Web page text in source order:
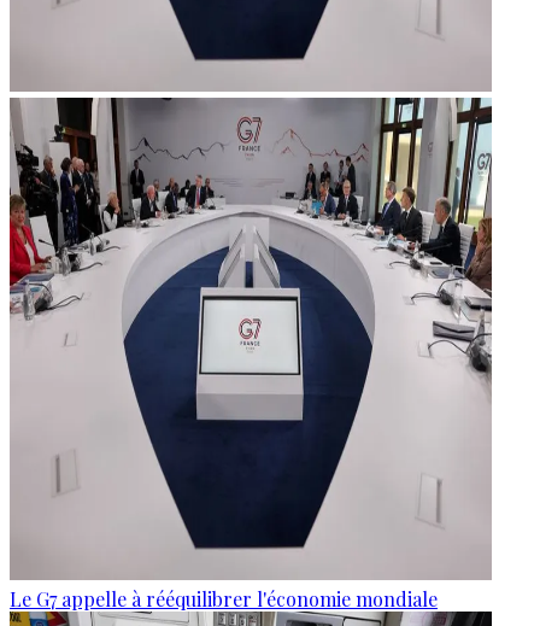
Le G7 appelle à rééquilibrer l'économie mondiale